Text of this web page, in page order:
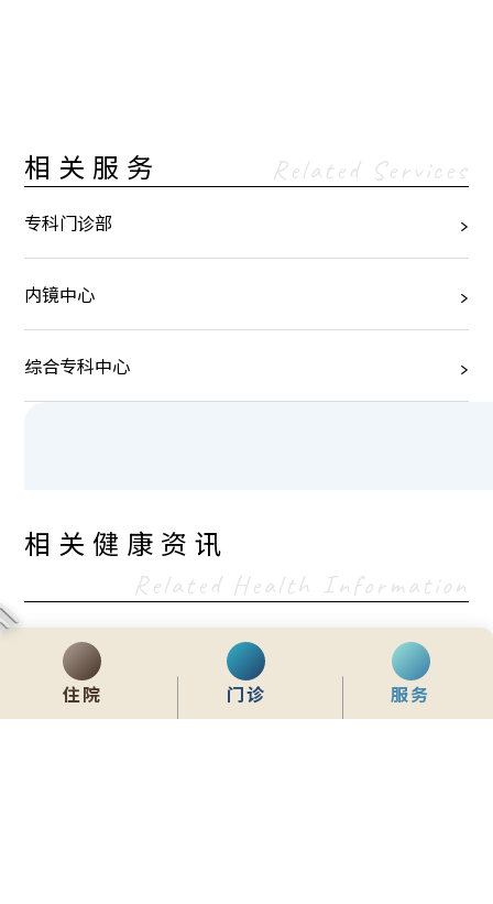
相关服务 Related Services
专科门诊部
内镜中心
综合专科中心
相关健康资讯
Related Health Information
胃痛该怎么办? 了解胃痛的原因, 症状, 不同胃痛位置差
异与治疗方法
住院
门诊 服务